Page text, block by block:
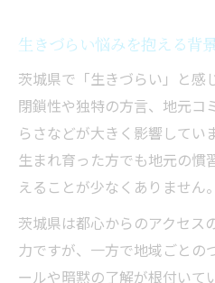
環境問題と生きづら
探る
生きづらい時はエ
用してみよう
地域環境を見直し
る方法
茨城県医師不足と
響とは
生きづらい悩みを抱える背
茨城県で「生きづらい」と感
閉鎖性や独特の方言、地元コ
らさなどが大きく影響してい
生まれ育った方でも地元の慣
えることが少なくありません。
茨城県は都心からのアクセス
力ですが、一方で地域ごとの
ールや暗黙の了解が根付いて